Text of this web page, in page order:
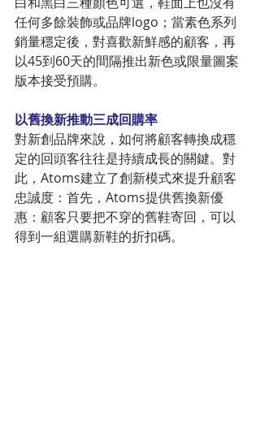
任何多餘裝飾或品牌logo；當素色系列
銷量穩定後，對喜歡新鮮感的顧客，再
以45到60天的間隔推出新色或限量圖案
版本接受預購。
以舊換新推動三成回購率
對新創品牌來說，如何將顧客轉換成穩
定的回頭客往往是持續成長的關鍵。對
此，Atoms建立了創新模式來提升顧客
忠誠度：首先，Atoms提供舊換新優
惠：顧客只要把不穿的舊鞋寄回，可以
得到一組選購新鞋的折扣碼。